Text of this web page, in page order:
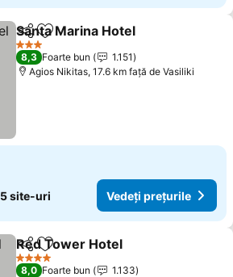
DistribuițiAdăugaţi la favorite
Santa Marina Hotel
3 Stele
8,3 Foarte bun
1.151
Agios Nikitas, 17.6 km faţă de Vasiliki
5 site-uri Vedeți prețurile
DistribuițiAdăugaţi la favorite
Red Tower Hotel
4 Stele
8,0 Foarte bun
1.133